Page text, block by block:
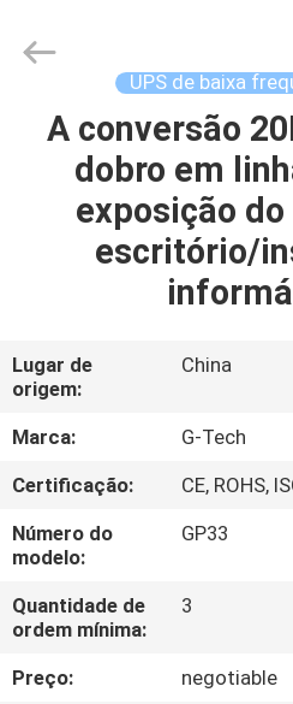
PARA
CASA
PRODUTOS
NÓS
VISITA
À
FÁBRICA
CONTROLE
DE
QUALIDADE
POWER
GROUP.
UPS de baixa
A conversão
dobro em
exposição do
escritório/
Lugar de
origem:
China
Marca:
G-Tech
Certificação:
CE, ROHS,
Número do
modelo:
GP33
Quantidade de
ordem mínima:
3
Preço:
negotiable